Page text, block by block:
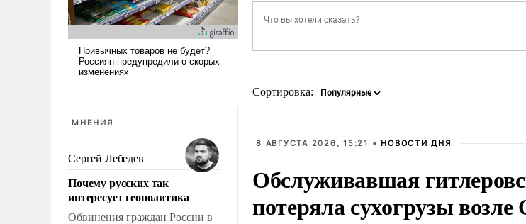
МНЕНИЯ
Сергей Лебедев
Почему русских так
интересует геополитика
Обвинения граждан России в
Сортировка:
8 АВГУСТА 2026, 15:21 • НОВОСТИ ДНЯ
Обслуживавшая
потеряла сухогрузы